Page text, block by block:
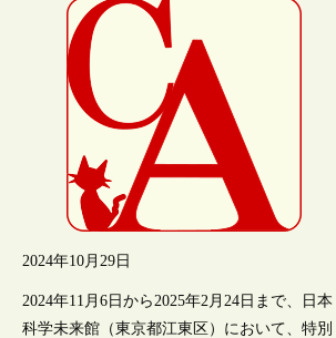
2024年10月29日
2024年11月6日から2025年2月24日まで、日本
科学未来館（東京都江東区）において、特別